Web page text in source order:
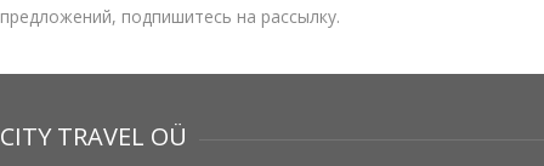
предложений, подпишитесь на рассылку.
CITY TRAVEL OÜ